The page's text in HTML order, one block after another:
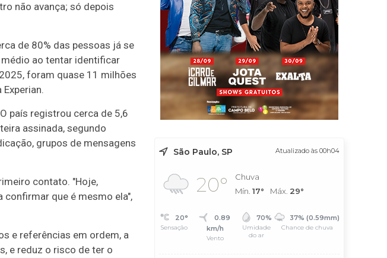
não avança; só depois
de 80% das pessoas já se
médio ao tentar identificar
foram quase 11 milhões
Experian.
país registrou cerca de 5,6
assinada, segundo
grupos de mensagens
contato. "Hoje,
que é mesmo ela",
e referências em ordem, a
e reduz o risco de ter o
São Paulo, SP Atualizado às 00h04
20°
Chuva
Mín. 17° Máx. 29°
20°
Sensação
0.89
km/h
Vento
70%
Umidade
do ar
37% (0.59mm)
Chance de chuva